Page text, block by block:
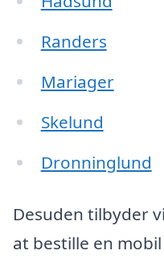
Randers
Mariager
Skelund
Dronninglund
Desuden tilbyder
at bestille en